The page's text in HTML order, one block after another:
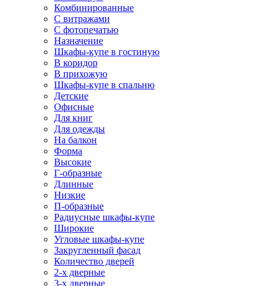
Комбинированные
С витражами
С фотопечатью
Назначение
Шкафы-купе в гостиную
В коридор
В прихожую
Шкафы-купе в спальню
Детские
Офисные
Для книг
Для одежды
На балкон
Форма
Высокие
Г-образные
Длинные
Низкие
П-образные
Радиусные шкафы-купе
Широкие
Угловые шкафы-купе
Закругленный фасад
Количество дверей
2-х дверные
3-х дверные